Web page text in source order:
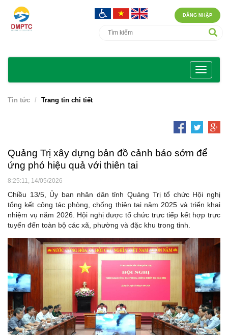
ĐĂNG NHẬP
Tin tức Trang tin chi tiết
Quảng Trị xây dựng bản đồ cảnh báo sớm để
ứng phó hiệu quả với thiên tai
8:25:11, 14/05/2026
Chiều 13/5, Ủy ban nhân dân tỉnh Quảng Trị tổ chức Hội nghị
tổng kết công tác phòng, chống thiên tai năm 2025 và triển khai
nhiệm vụ năm 2026. Hội nghị được tổ chức trực tiếp kết hợp trực
tuyến đến toàn bộ các xã, phường và đặc khu trong tỉnh.